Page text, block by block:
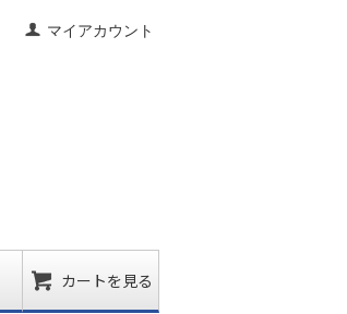
マイアカウント
カートを見る